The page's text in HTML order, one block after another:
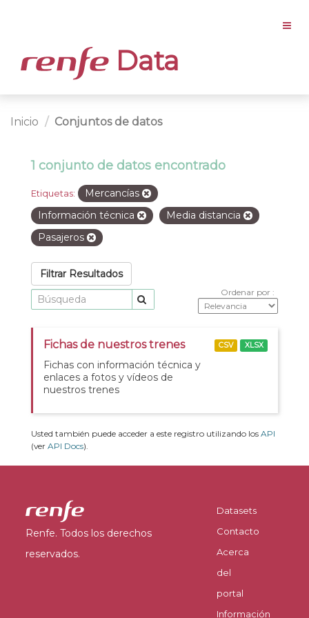
Data
Inicio Conjuntos de datos
1 conjunto de datos encontrado
Etiquetas:
Mercancías
Información técnica
Media distancia
Pasajeros
Filtrar Resultados
Ordenar por
Fichas de nuestros trenes
Fichas con información técnica y
enlaces a fotos y vídeos de
nuestros trenes
CSV XLSX
Usted también puede acceder a este registro utilizando los API
(ver API Docs).
Renfe. Todos los derechos
reservados.
Datasets
Contacto
Acerca
del
portal
Información